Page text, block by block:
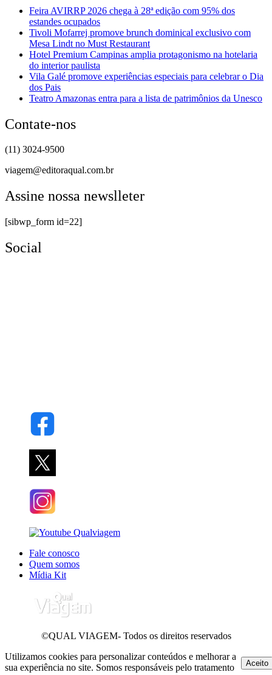
Feira AVIRRP 2026 chega à 28ª edição com 95% dos
estandes ocupados
Tivoli Mofarrej promove brunch dominical exclusivo com
Mesa Lindt no Must Restaurant
Hotel Premium Campinas amplia protagonismo na hotelaria
do interior paulista
Vila Galé promove experiências especiais para celebrar o Dia
dos Pais
Teatro Amazonas entra para a lista de patrimônios da Unesco
Contate-nos
(11) 3024-9500
viagem@editoraqual.com.br
Assine nossa newslleter
[sibwp_form id=22]
Social
Fale conosco
Quem somos
Mídia Kit
©QUAL VIAGEM- Todos os direitos reservados
Utilizamos cookies para personalizar conteúdos e melhorar a
sua experiência no site. Somos responsáveis pelo tratamento
Aceito